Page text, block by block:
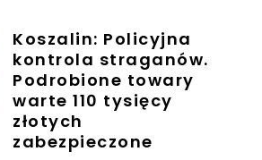
Koszalin: Policyjna
kontrola straganów.
Podrobione towary
warte 110 tysięcy
złotych
zabezpieczone